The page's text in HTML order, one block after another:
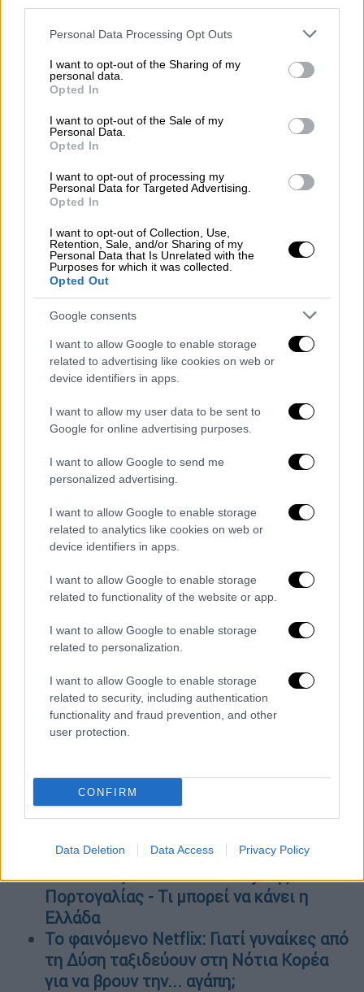
Please note that this website/app uses one or more Google
not limited to your visit or usage behaviour. You may click to
grant or deny consent to Google and its third-party tags to
use your data for below specified purposes in below Google
consent section.
Personal Data Processing Opt Outs
I want to opt-out of the Sharing of my
personal data.
Opted In
I want to opt-out of the Sale of my
Personal Data.
Opted In
I want to opt-out of processing my
Personal Data for Targeted Advertising.
Opted In
I want to opt-out of Collection, Use,
Retention, Sale, and/or Sharing of my
Personal Data that Is Unrelated with the
Purposes for which it was collected.
Opted Out
Google consents
I want to allow Google to enable storage
related to advertising like cookies on web or
device identifiers in apps.
I want to allow my user data to be sent to
Google for online advertising purposes.
I want to allow Google to send me
personalized advertising.
I want to allow Google to enable storage
related to analytics like cookies on web or
device identifiers in apps.
I want to allow Google to enable storage
related to functionality of the website or app.
I want to allow Google to enable storage
related to personalization.
I want to allow Google to enable storage
related to security, including authentication
functionality and fraud prevention, and other
user protection.
CONFIRM
Data Deletion Data Access Privacy Policy
τον Ιμπρέντα να αναφωνεί«δεν πιστεύω πως
μόλις είδα το καμένο σώμα του Κόμπι
Μπραίντ και σε λίγο θα φάω». Όταν
πολλοί παρατήρησαν την αντίδραση της
Βανέσα, η οποία φάνηκε να υποφέρει.
Η Γουΐρετερ είναι ξαδέρφη της Κέρι
Αλτομπέλι, η οποία πέθανε στη συντριβή,
μαζί με τον σύζυγό της, Τζον και την κόρη
τους, Αλίσα.
Ιδιαίτερα οδυνηρή ήταν και η κατάθεση του
μπάρμαν Βίκτορ Γκουτιέρεζ, ο οποίος
ερωτήθηκε για τις φωτογραφίες που τού
έδειξε αστυνομικός.
Ο Γκουτιέρεζ μεταξύ άλλων, ρωτήθηκε εάν
Τζιάνα Μπράιαντ, με τη
Βανέσα Μπραίαντ να αποχωρείαπό την
Το περιστατικό αυτό είχε λάβει χώρα δύο
μήνα πριν από την εκδήλωση των βραβείων.
Ο Γκουτιέρεζ θυμήθηκε το σοκ που ένιωσε
των θυμάτων.
και στο βήμα θα ανέβει και η Βανέσα
ΟΛΕΣ ΟΙ ΕΙΔΗΣΕΙΣ
Τις επόμενες ώρες στον εισαγγελέα ο
Κραυγή αγωνίας από μητέρα:
Καταγγέλλει ότι κακοποιείται η 16χρονη
Εγκαταλείπουν την golden visa οι
επενδυτές: Το success story της
Πορτογαλίας - Τι μπορεί να κάνει η
Ελλάδα
Το φαινόμενο Netflix: Γιατί γυναίκες από
τη Δύση ταξιδεύουν στη Νότια Κορέα
για να βρουν την... αγάπη;